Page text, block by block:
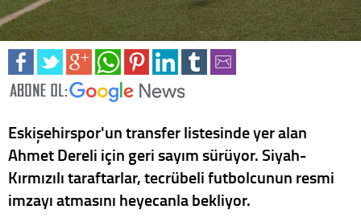
Eskişehirspor'un transfer listesinde yer alan
Ahmet Dereli için geri sayım sürüyor. Siyah-
Kırmızılı taraftarlar, tecrübeli futbolcunun resmi
imzayı atmasını heyecanla bekliyor.